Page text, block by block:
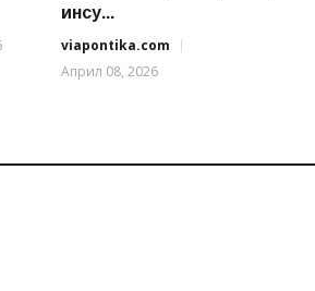
инсу...
viapontika.com
Април 08, 2026